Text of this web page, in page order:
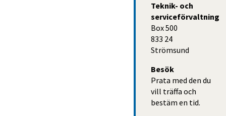
Teknik- och
serviceförvaltning
Box 500
833 24
Strömsund
Besök
Prata med den du
vill träffa och
bestäm en tid.